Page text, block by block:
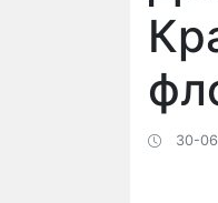
30-